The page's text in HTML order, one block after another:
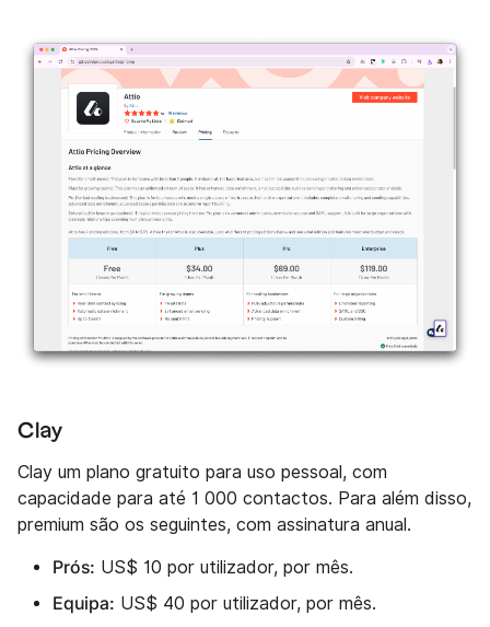
Clay
Clay um plano gratuito para uso pessoal, com
capacidade para até 1 000 contactos. Para além disso,
premium são os seguintes, com assinatura anual.
Prós: US$ 10 por utilizador, por mês.
Equipa: US$ 40 por utilizador, por mês.